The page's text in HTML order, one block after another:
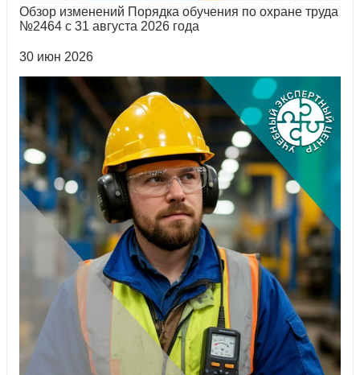
Обзор изменений Порядка обучения по охране труда
№2464 с 31 августа 2026 года
30 июн 2026